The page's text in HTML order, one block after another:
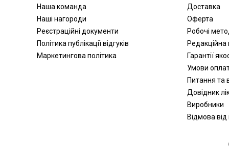
Трес Кантос Сл, Іспанія (2)
Урьяж (1)
Laboratoires Dermatologiques
D'Uriage (4)
Наша команда
Наші нагороди
Реєстраційні документи
Політика публікації відгуків
Маркетингова політика
Доставка
Оферта
Робочі
Редакційна
Гарантії
Умови
Питання та
Довідник
Виробники
Відмова